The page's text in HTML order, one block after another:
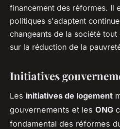
financement des réformes. Il
politiques s'adaptent
changeants de la société
sur la réduction de la
Initiatives
Les initiatives de logement
gouvernements et les ONG
fondamental des réformes